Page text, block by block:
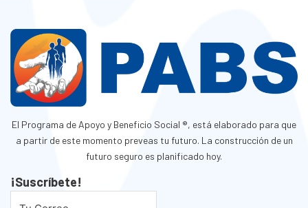
El Programa de Apoyo y Beneficio Social ®, está elaborado para que
a partir de este momento preveas tu futuro. La construcción de un
futuro seguro es planificado hoy.
¡Suscríbete!